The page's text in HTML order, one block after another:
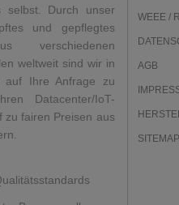
selbst. Durch unser
und gepflegtes
verschiedenen
weltweit sind wir in
auf Ihre Anfrage zu
Datacenter/IoT-
zu fairen Preisen aus
WEEE /
AGB
SITEMAP